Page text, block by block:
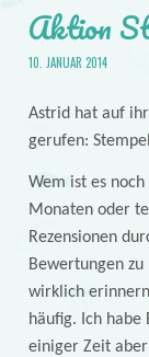
Aktion
10. JANUAR 2014
Astrid hat auf
gerufen:
Wem ist es
Monaten oder
Rezensionen
Bewertungen
wirklich
häufig. Ich habe
einiger Zeit